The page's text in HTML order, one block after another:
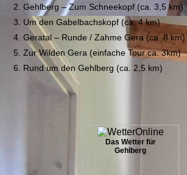
2. Gehlberg – Zum Schneekopf (ca. 3,5 km)
3. Um den Gabelbachskopf (ca. 4 km)
4. Geratal – Runde / Zahme Gera (ca. 8 km)
5. Zur Wilden Gera (einfache Tour ca. 3km)
6. Rund um den Gehlberg (ca. 2,5 km)